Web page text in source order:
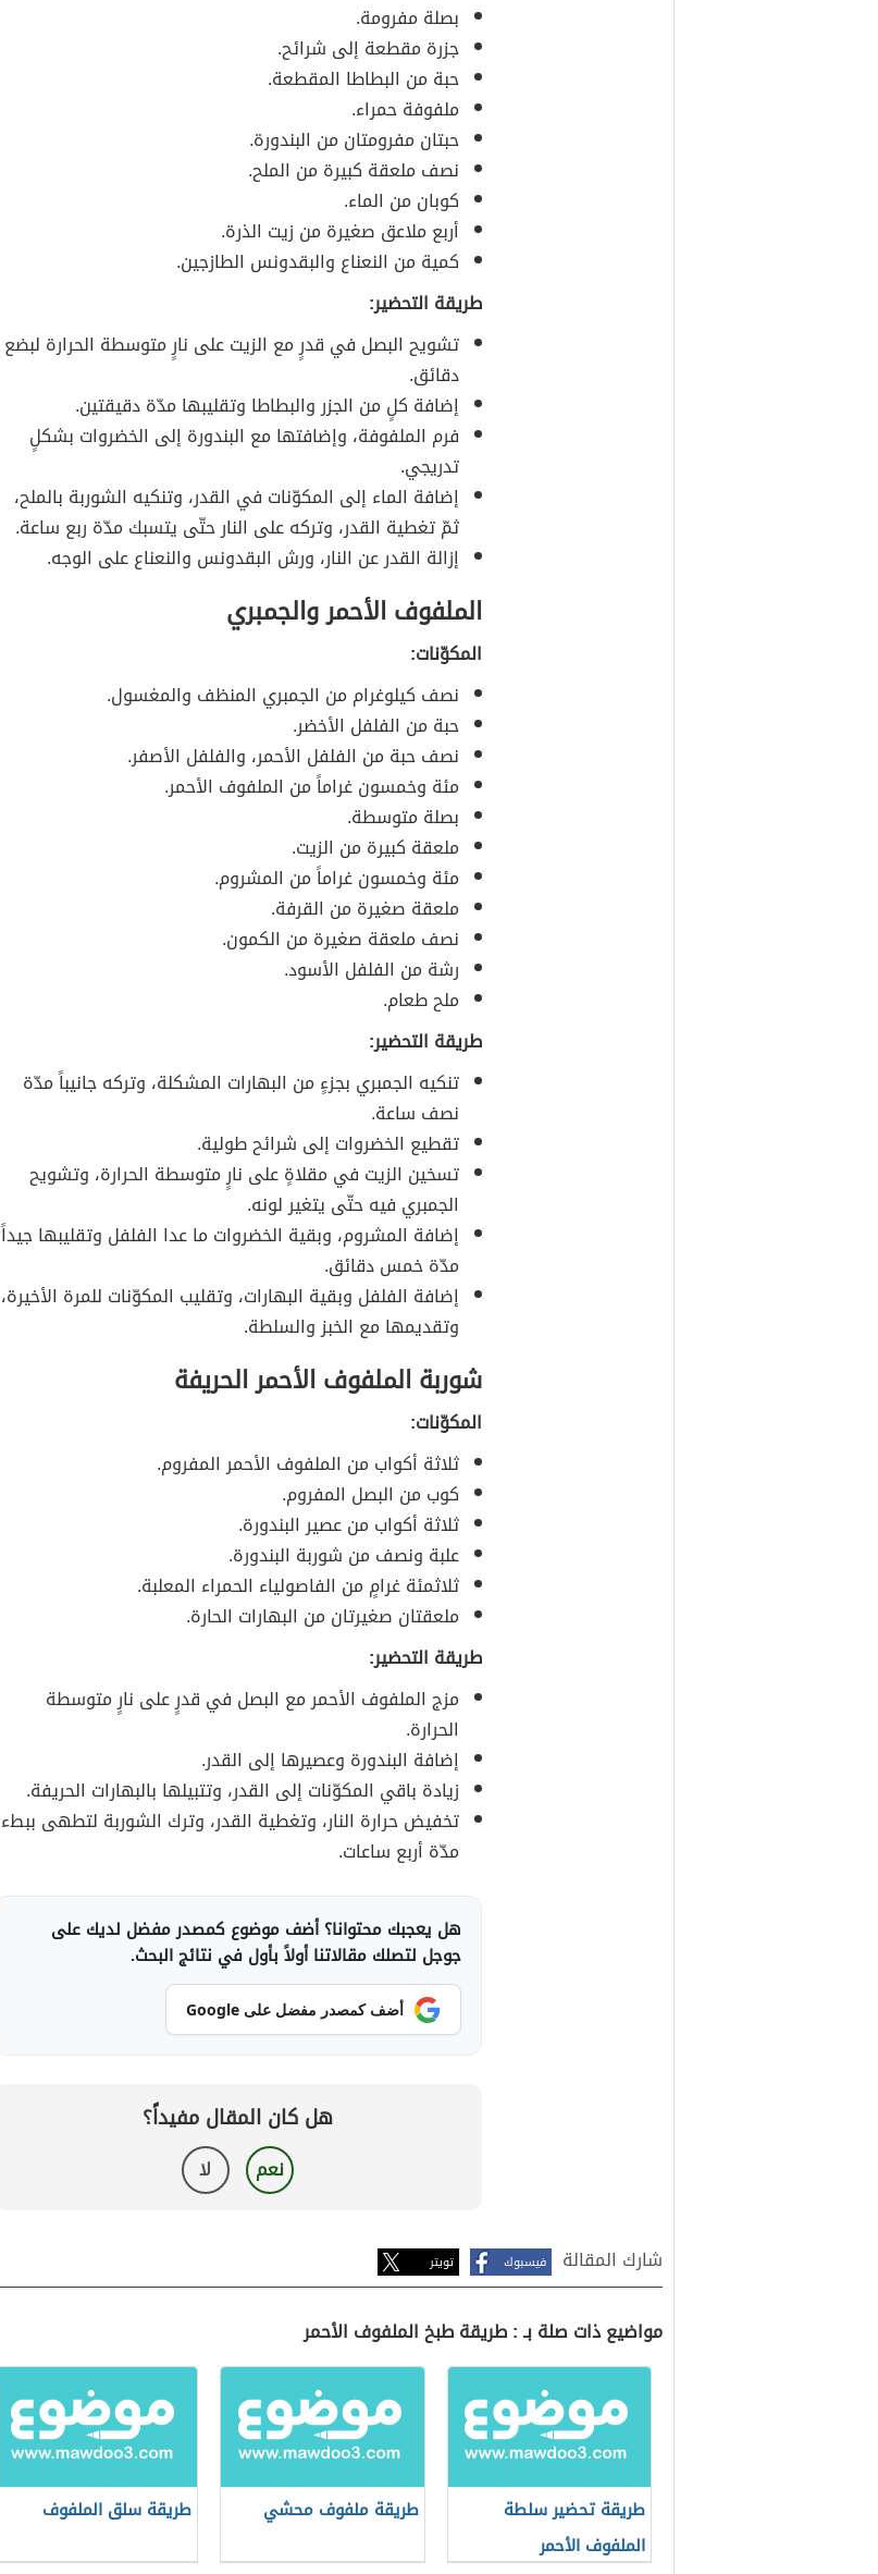
بصلة مفرومة.
جزرة مقطعة إلى شرائح.
حبة من البطاطا المقطعة.
ملفوفة حمراء.
حبتان مفرومتان من البندورة.
نصف ملعقة كبيرة من الملح.
كوبان من الماء.
أربع ملاعق صغيرة من زيت الذرة.
كمية من النعناع والبقدونس الطازجين.
طريقة التحضير:
تشويح البصل في قدرٍ مع الزيت على نارٍ متوسطة الحرارة لبضع
دقائق.
إضافة كلٍ من الجزر والبطاطا وتقليبها مدّة دقيقتين.
فرم الملفوفة، وإضافتها مع البندورة إلى الخضروات بشكلٍ
تدريجي.
إضافة الماء إلى المكوّنات في القدر، وتنكيه الشوربة بالملح،
ثمّ تغطية القدر، وتركه على النار حتّى يتسبك مدّة ربع ساعة.
إزالة القدر عن النار، ورش البقدونس والنعناع على الوجه.
الملفوف الأحمر والجمبري
المكوّنات:
نصف كيلوغرام من الجمبري المنظف والمغسول.
حبة من الفلفل الأخضر.
نصف حبة من الفلفل الأحمر، والفلفل الأصفر.
مئة وخمسون غراماً من الملفوف الأحمر.
بصلة متوسطة.
ملعقة كبيرة من الزيت.
مئة وخمسون غراماً من المشروم.
ملعقة صغيرة من القرفة.
نصف ملعقة صغيرة من الكمون.
رشة من الفلفل الأسود.
ملح طعام.
طريقة التحضير:
تنكيه الجمبري بجزءٍ من البهارات المشكلة، وتركه جانيباً مدّة
نصف ساعة.
تقطيع الخضروات إلى شرائح طولية.
تسخين الزيت في مقلاةٍ على نارٍ متوسطة الحرارة، وتشويح
الجمبري فيه حتّى يتغير لونه.
إضافة المشروم، وبقية الخضروات ما عدا الفلفل وتقليبها جيداً
مدّة خمس دقائق.
إضافة الفلفل وبقية البهارات، وتقليب المكوّنات للمرة الأخيرة،
وتقديمها مع الخبز والسلطة.
شوربة الملفوف الأحمر الحريفة
المكوّنات:
ثلاثة أكواب من الملفوف الأحمر المفروم.
كوب من البصل المفروم.
ثلاثة أكواب من عصير البندورة.
علبة ونصف من شوربة البندورة.
ثلاثمئة غرامٍ من الفاصولياء الحمراء المعلبة.
ملعقتان صغيرتان من البهارات الحارة.
طريقة التحضير:
مزج الملفوف الأحمر مع البصل في قدرٍ على نارٍ متوسطة
الحرارة.
إضافة البندورة وعصيرها إلى القدر.
زيادة باقي المكوّنات إلى القدر، وتتبيلها بالبهارات الحريفة.
تخفيض حرارة النار، وتغطية القدر، وترك الشوربة لتطهى ببطء
مدّة أربع ساعات.
هل يعجبك محتوانا؟ أضف موضوع كمصدر مفضل لديك على
جوجل لتصلك مقالاتنا أولاً بأول في نتائج البحث.
أضف كمصدر مفضل على Google
هل كان المقال مفيداً؟
نعم لا
شارك المقالة فيسبوك تويتر
مواضيع ذات صلة بـ : طريقة طبخ الملفوف الأحمر
طريقة تحضير سلطة
الملفوف الأحمر
طريقة ملفوف محشي طريقة سلق الملفوف